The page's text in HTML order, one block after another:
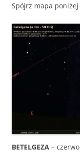
Spójrz mapa poniżej
BETELGEZA –